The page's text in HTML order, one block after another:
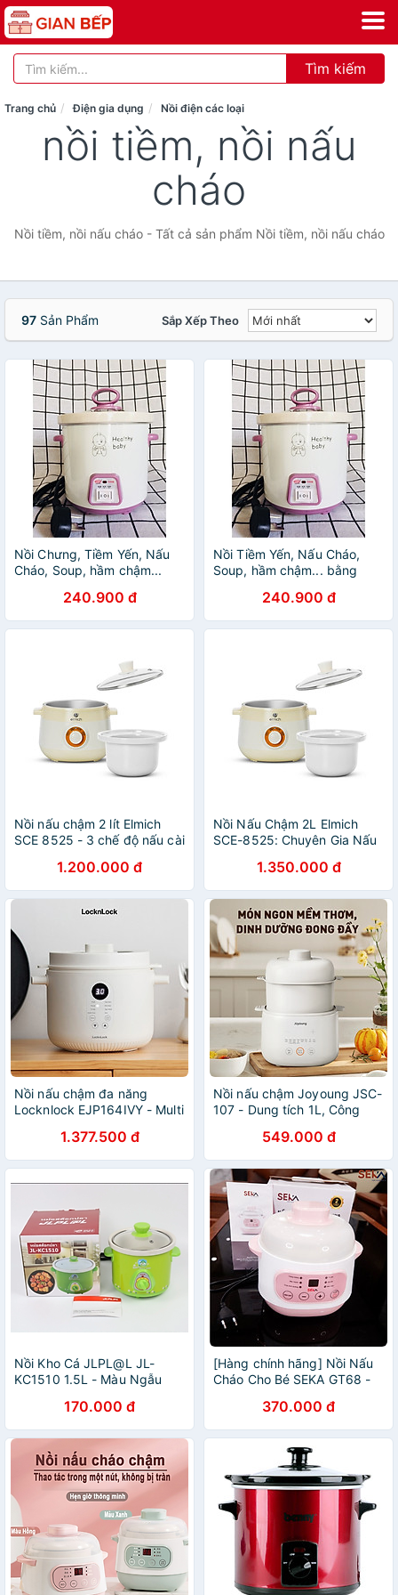
Tìm kiếm
Trang chủ Điện gia dụng Nồi điện các loại
nồi tiềm, nồi nấu
cháo
Nồi tiềm, nồi nấu cháo - Tất cả sản phẩm Nồi tiềm, nồi nấu cháo
97 Sản Phẩm Sắp Xếp Theo
Nồi Chưng, Tiềm Yến, Nấu
Cháo, Soup, hầm chậm...
(nắp kính hồng)- Hàng nhập
khẩu
240.900 đ
Nồi Tiềm Yến, Nấu Cháo,
Soup, hầm chậm... bằng
hồng)- hàng nhập khẩu
240.900 đ
Nồi nấu chậm 2 lít Elmich
SCE 8525 - 3 chế độ nấu cài
cháo, hầm ninh - Hàng chính
hãng
1.200.000 đ
Nồi Nấu Chậm 2L Elmich
SCE-8525: Chuyên Gia Nấu
Hàng chính hãng
1.350.000 đ
Nồi nấu chậm đa năng
Locknlock EJP164IVY - Multi
50Hz, 350W - Dung tích
2.5L - Hàng chính hãng
1.377.500 đ
Nồi nấu chậm Joyoung JSC-
107 - Dung tích 1L, Công
549.000 đ
Nồi Kho Cá JLPL@L JL-
KC1510 1.5L - Màu Ngẫu
170.000 đ
[Hàng chính hãng] Nồi Nấu
Cháo Cho Bé SEKA GT68 -
Yến, Hầm Cách Thủy
370.000 đ